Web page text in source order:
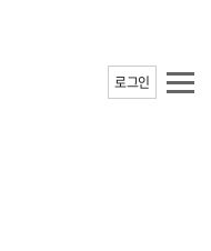
로그인